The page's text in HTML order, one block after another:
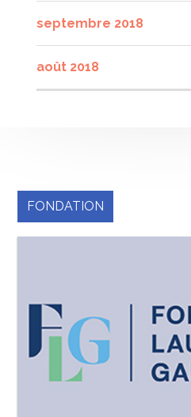
septembre 2018
août 2018
FONDATION